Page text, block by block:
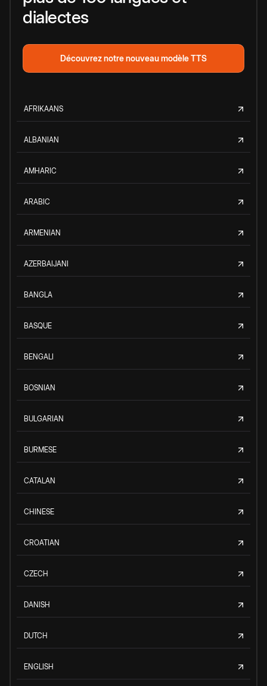
dialectes
Découvrez notre nouveau modèle TTS
AFRIKAANS
ALBANIAN
AMHARIC
ARABIC
ARMENIAN
AZERBAIJANI
BANGLA
BASQUE
BENGALI
BOSNIAN
BULGARIAN
BURMESE
CATALAN
CHINESE
CROATIAN
CZECH
DANISH
DUTCH
ENGLISH